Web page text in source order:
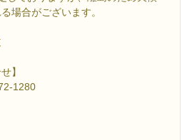
場合がございます。
】
1280